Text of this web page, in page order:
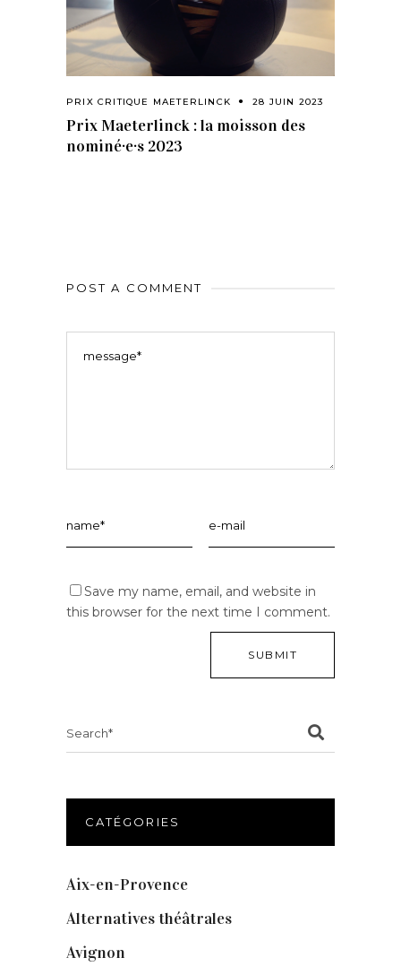
PRIX CRITIQUE MAETERLINCK 28 JUIN 2023
Prix Maeterlinck : la moisson des
nominé·e·s 2023
POST A COMMENT
Save my name, email, and website in
this browser for the next time I comment.
CATÉGORIES
Aix-en-Provence
Alternatives théâtrales
Avignon